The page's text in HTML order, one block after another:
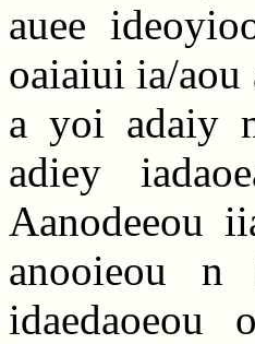
auee
oaiaiui ia/aou
a yoi adaiy
adiey
Aanodeeou
anooieou n